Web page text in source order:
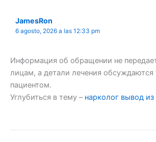
JamesRon
6 agosto, 2026 a las 12:33 pm
Информация об обращении не
лицам, а детали лечения обсуждаются
пациентом.
Углубиться в тему – нарколог вывод из